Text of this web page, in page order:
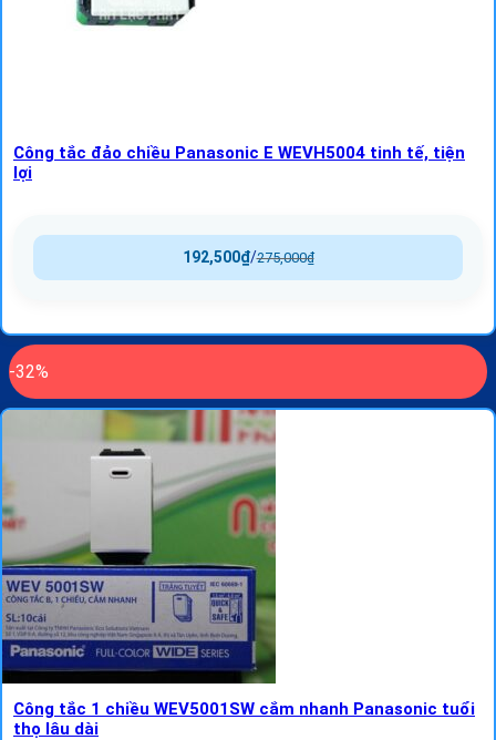
Công tắc đảo chiều Panasonic E WEVH5004 tinh tế, tiện
lợi
275,000₫
/
192,500₫
-32%
Công tắc 1 chiều WEV5001SW cắm nhanh Panasonic tuổi
thọ lâu dài